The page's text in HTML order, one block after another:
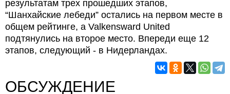
результатам трех прошедших этапов,
“Шанхайские лебеди” остались на первом месте в
общем рейтинге, а Valkensward United
подтянулись на второе место. Впереди еще 12
этапов, следующий - в Нидерландах.
ОБСУЖДЕНИЕ